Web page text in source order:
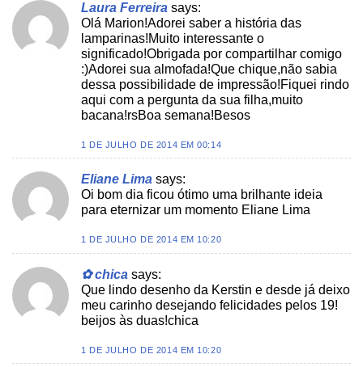
Laura Ferreira says:
Olá Marion!Adorei saber a história das
lamparinas!Muito interessante o
significado!Obrigada por compartilhar comigo
:)Adorei sua almofada!Que chique,não sabia
dessa possibilidade de impressão!Fiquei rindo
aqui com a pergunta da sua filha,muito
bacana!rsBoa semana!Besos
1 DE JULHO DE 2014 EM 00:14
Eliane Lima says:
Oi bom dia ficou ótimo uma brilhante ideia
para eternizar um momento Eliane Lima
1 DE JULHO DE 2014 EM 10:20
✿ chica says:
Que lindo desenho da Kerstin e desde já deixo
meu carinho desejando felicidades pelos 19!
beijos às duas!chica
1 DE JULHO DE 2014 EM 10:20